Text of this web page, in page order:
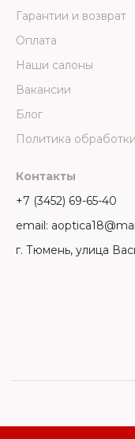
Гарантии и возврат
Оплата
Наши салоны
Вакансии
Блог
Политика
Контакты
+7 (3452) 69-65-40
email:
г. Тюмень, улица